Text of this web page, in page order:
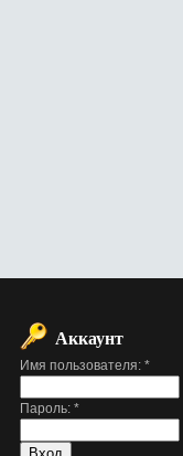
Аккаунт
Имя пользователя: *
Пароль: *